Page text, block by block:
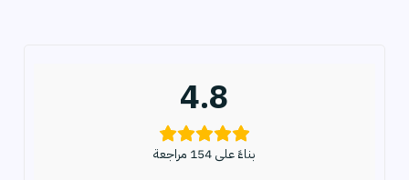
4.8
بناءً على 154 مراجعة